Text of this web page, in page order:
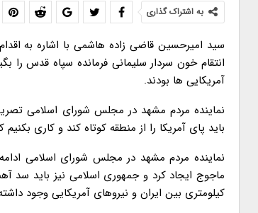
به اشتراک گذاری
سید امیرحسین قاضی زاده هاشمی با اشاره به
انتقام خون سردار سلیمانی فرمانده سپاه قدس را
آمریکایی ها بودند.
نماینده مردم مشهد در مجلس شورای اسلامی
باید پای آمریکا را از منطقه کوتاه کند و کاری
نماینده مردم مشهد در مجلس شورای اسلامی
کیلومتری بین ایران و نیروهای آمریکایی وجود